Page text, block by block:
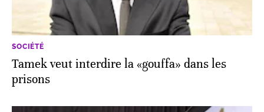
SOCIÉTÉ
Tamek veut interdire la «gouffa» dans les
prisons